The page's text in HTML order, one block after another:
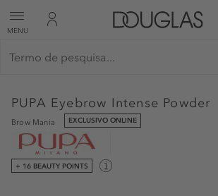
MENU
PUPA Eyebrow Intense Powder
Brow Mania EXCLUSIVO ONLINE
+ 16 BEAUTY POINTS